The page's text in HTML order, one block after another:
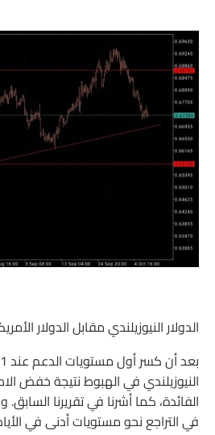
الدولار النيوزيلندي مقابل الدولار
النيوزيلندي في الهبوط نتيجة خفض
الفائدة، كما أشرنا في تقريرنا السابق.
في التراجع نحو مستويات أدنى في